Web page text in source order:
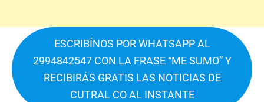
ESCRIBÍNOS POR WHATSAPP AL
2994842547 CON LA FRASE “ME SUMO” Y
RECIBIRÁS GRATIS LAS NOTICIAS DE
CUTRAL CO AL INSTANTE